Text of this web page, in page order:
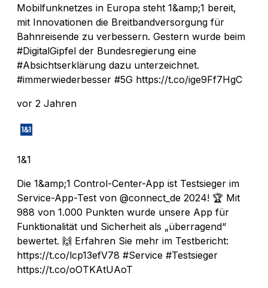
Mobilfunknetzes in Europa steht 1&amp;1 bereit,
mit Innovationen die Breitbandversorgung für
Bahnreisende zu verbessern. Gestern wurde beim
#DigitalGipfel der Bundesregierung eine
#Absichtserklärung dazu unterzeichnet.
#immerwiederbesser #5G https://t.co/ige9Ff7HgC
vor 2 Jahren
1&1
Die 1&amp;1 Control-Center-App ist Testsieger im
Service-App-Test von @connect_de 2024! 🏆 Mit
988 von 1.000 Punkten wurde unsere App für
Funktionalität und Sicherheit als „überragend“
bewertet. 🙌 Erfahren Sie mehr im Testbericht:
https://t.co/lcp13efV78 #Service #Testsieger
https://t.co/oOTKAtUAoT